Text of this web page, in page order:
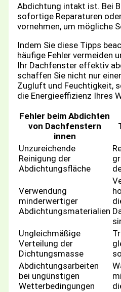
Abdichtung intakt ist. Bei
sofortige Reparaturen
vornehmen, um mögliche
Indem Sie diese Tipps
häufige Fehler vermeiden
Ihr Dachfenster effektiv
schaffen Sie nicht nur
Zugluft und Feuchtigkeit,
die Energieeffizienz Ihres
Fehler beim Abdichten
von Dachfenstern
innen
Unzureichende
Reinigung der
Abdichtungsfläche
Verwendung
minderwertiger
Abdichtungsmaterialien
Ungleichmäßige
Verteilung der
Dichtungsmasse
Abdichtungsarbeiten
bei ungünstigen
Wetterbedingungen